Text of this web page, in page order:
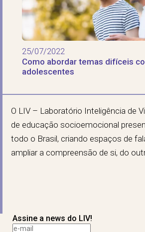
25/07/2022
Como abordar temas difíceis
adolescentes
O LIV – Laboratório Inteligência de
de educação socioemocional
todo o Brasil, criando espaços de
ampliar a compreensão de si, do
Assine a news do LIV!